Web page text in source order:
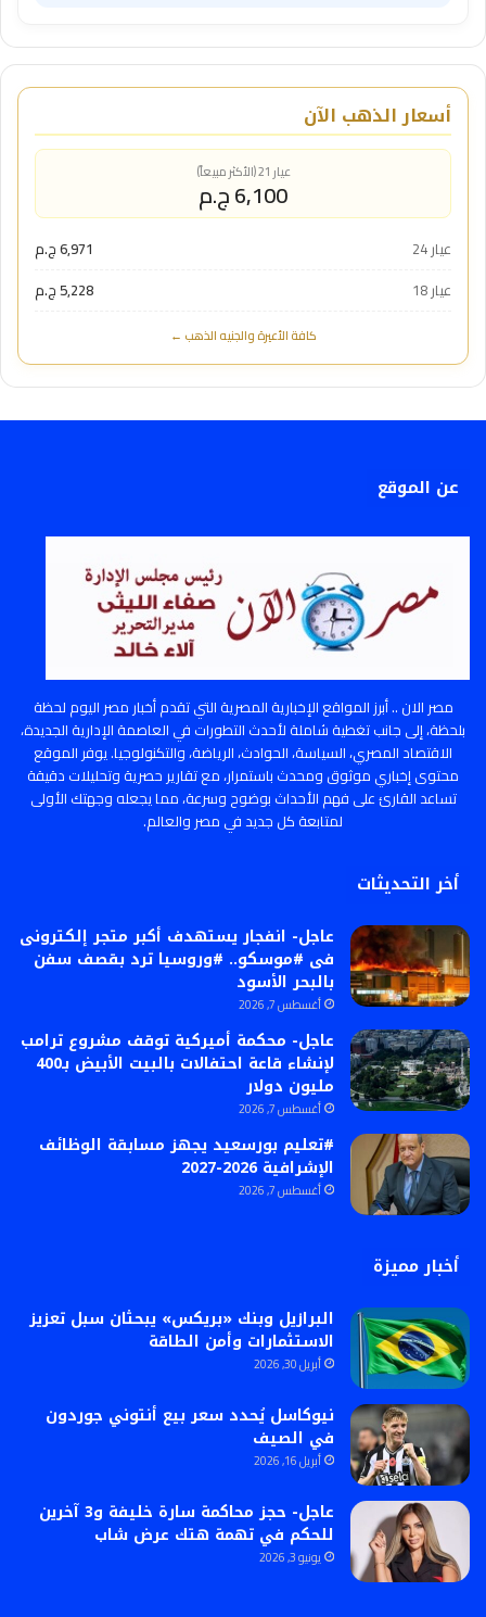
أسعار الذهب الآن
عيار 21 (الأكثر مبيعاً)
6,100 ج.م
عيار 24
6,971 ج.م
عيار 18
5,228 ج.م
كافة الأعيرة والجنيه الذهب ←
عن الموقع
مصر الان .. أبرز المواقع الإخبارية المصرية التي تقدم أخبار مصر اليوم لحظة
بلحظة، إلى جانب تغطية شاملة لأحدث التطورات في العاصمة الإدارية الجديدة،
الاقتصاد المصري، السياسة، الحوادث، الرياضة، والتكنولوجيا. يوفر الموقع
محتوى إخباري موثوق ومحدث باستمرار، مع تقارير حصرية وتحليلات دقيقة
تساعد القارئ على فهم الأحداث بوضوح وسرعة، مما يجعله وجهتك الأولى
لمتابعة كل جديد في مصر والعالم.
أخر التحديثات
عاجل- انفجار يستهدف أكبر متجر إلكترونى
فى #موسكو.. #وروسيا ترد بقصف سفن
بالبحر الأسود
أغسطس 7, 2026
عاجل- محكمة أميركية توقف مشروع ترامب
لإنشاء قاعة احتفالات بالبيت الأبيض بـ400
مليون دولار
أغسطس 7, 2026
#تعليم بورسعيد يجهز مسابقة الوظائف
الإشرافية 2026-2027
أغسطس 7, 2026
أخبار مميزة
البرازيل وبنك «بريكس» يبحثان سبل تعزيز
الاستثمارات وأمن الطاقة
أبريل 30, 2026
نيوكاسل يُحدد سعر بيع أنتوني جوردون
في الصيف
أبريل 16, 2026
عاجل- حجز محاكمة سارة خليفة و3 آخرين
للحكم في تهمة هتك عرض شاب
يونيو 3, 2026